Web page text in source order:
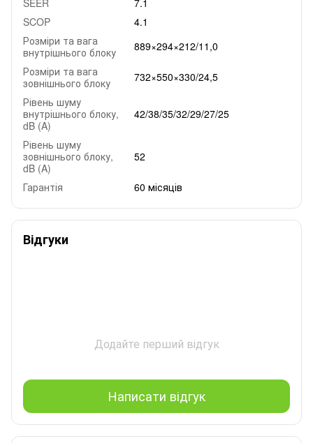
SCOP
4.1
Розміри та вага
внутрішнього блоку
889×294×212/11,0
Розміри та вага
зовнішнього блоку
732×550×330/24,5
Рівень шуму
внутрішнього блоку,
dB (A)
42/38/35/32/29/27/25
Рівень шуму
зовнішнього блоку,
dB (A)
52
Гарантія 60 місяців
Відгуки
Додайте перший відгук
Написати відгук